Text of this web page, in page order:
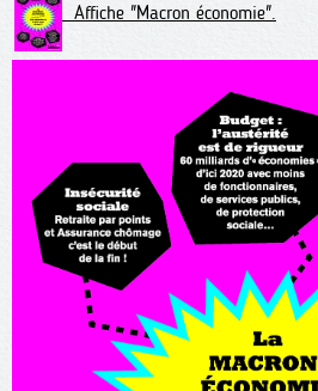
Affiche "Macron économie".